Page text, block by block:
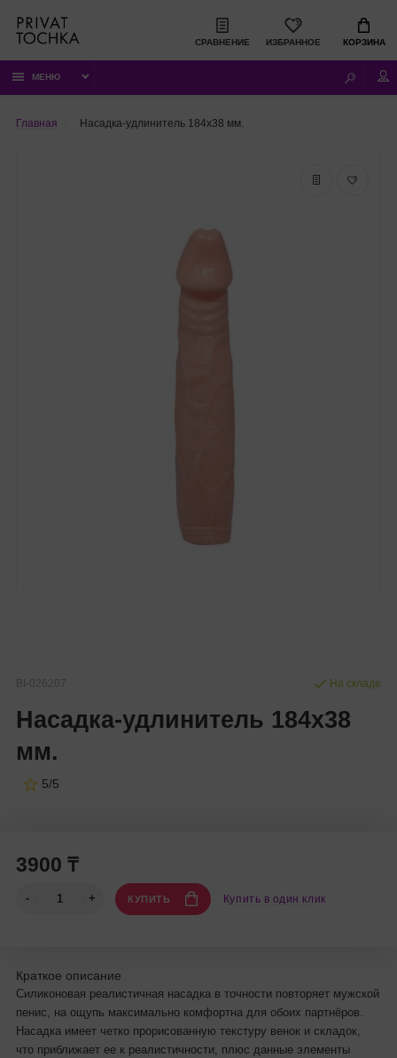
СРАВНЕНИЕ ИЗБРАННОЕ КОРЗИНА
МЕНЮ
Главная Насадка-удлинитель 184х38 мм.
BI-026207
Насадка-удлинитель 184х38
мм.
5/5
На складе
3900 ₸
КУПИТЬ Купить в один клик
Краткое описание
Силиконовая реалистичная насадка в точности повторяет мужской
пенис, на ощупь максимально комфортна для обоих партнёров.
Насадка имеет четко прорисованную текстуру венок и складок,
что приближает ее к реалистичности, плюс данные элементы